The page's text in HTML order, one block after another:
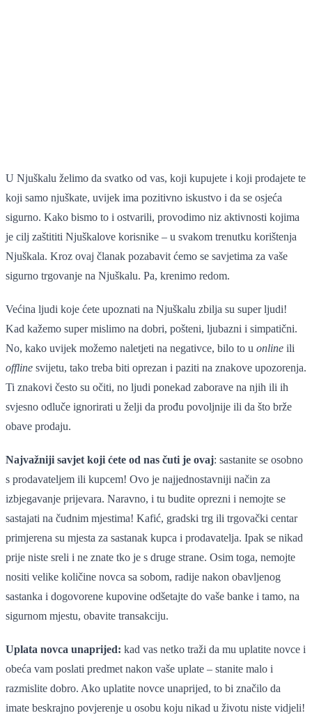
U Njuškalu želimo da svatko od vas, koji kupujete i koji prodajete te
koji samo njuškate, uvijek ima pozitivno iskustvo i da se osjeća
sigurno. Kako bismo to i ostvarili, provodimo niz aktivnosti kojima
je cilj zaštititi Njuškalove korisnike – u svakom trenutku korištenja
Njuškala. Kroz ovaj članak pozabavit ćemo se savjetima za vaše
sigurno trgovanje na Njuškalu. Pa, krenimo redom.
Većina ljudi koje ćete upoznati na Njuškalu zbilja su super ljudi!
Kad kažemo super mislimo na dobri, pošteni, ljubazni i simpatični.
No, kako uvijek možemo naletjeti na negativce, bilo to u online ili
offline svijetu, tako treba biti oprezan i paziti na znakove upozorenja.
Ti znakovi često su očiti, no ljudi ponekad zaborave na njih ili ih
svjesno odluče ignorirati u želji da prođu povoljnije ili da što brže
obave prodaju.
Najvažniji savjet koji ćete od nas čuti je ovaj: sastanite se osobno
s prodavateljem ili kupcem! Ovo je najjednostavniji način za
izbjegavanje prijevara. Naravno, i tu budite oprezni i nemojte se
sastajati na čudnim mjestima! Kafić, gradski trg ili trgovački centar
primjerena su mjesta za sastanak kupca i prodavatelja. Ipak se nikad
prije niste sreli i ne znate tko je s druge strane. Osim toga, nemojte
nositi velike količine novca sa sobom, radije nakon obavljenog
sastanka i dogovorene kupovine odšetajte do vaše banke i tamo, na
sigurnom mjestu, obavite transakciju.
Uplata novca unaprijed: kad vas netko traži da mu uplatite novce i
obeća vam poslati predmet nakon vaše uplate – stanite malo i
razmislite dobro. Ako uplatite novce unaprijed, to bi značilo da
imate beskrajno povjerenje u osobu koju nikad u životu niste vidjeli!